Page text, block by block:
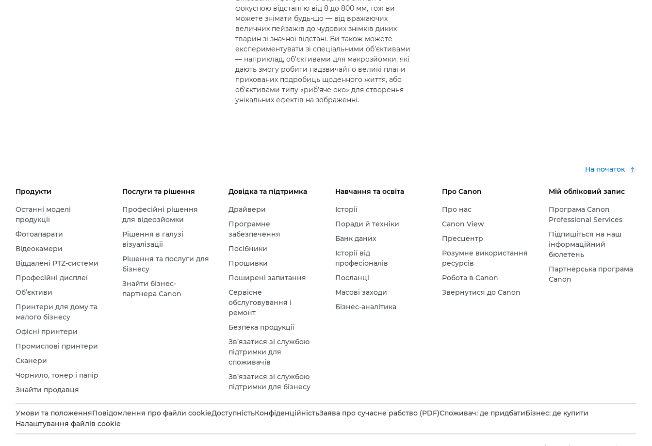
фокусною відстанню від 8 до 800 мм, тож ви
можете знімати будь-що — від вражаючих
величних пейзажів до чудових знімків диких
тварин зі значної відстані. Ви також можете
експериментувати зі спеціальними об’єктивами
— наприклад, об'єктивами для макрозйомки, які
дають змогу робити надзвичайно великі плани
прихованих подробиць щоденного життя, або
об’єктивами типу «риб’яче око» для створення
унікальних ефектів на зображенні.
На початок
Продукти
Останні моделі
продукції
Фотоапарати
Відеокамери
Віддалені PTZ-системи
Професійні дисплеї
Об’єктиви
Принтери для дому та
малого бізнесу
Офісні принтери
Промислові принтери
Сканери
Чорнило, тонер і папір
Знайти продавця
Послуги та рішення
Професійні рішення
для відеозйомки
Рішення в галузі
візуалізації
Рішення та послуги для
бізнесу
Знайти бізнес-
партнера Canon
Довідка та підтримка
Драйвери
Програмне
забезпечення
Посібники
Прошивки
Поширені запитання
Сервісне
обслуговування і
ремонт
Безпека продукції
Зв’язатися зі службою
підтримки для
споживачів
Зв’язатися зі службою
підтримки для бізнесу
Навчання та освіта
Історії
Поради й техніки
Банк даних
Історії від
професіоналів
Посланці
Масові заходи
Бізнес-аналітика
Про Canon
Про нас
Canon View
Пресцентр
Розумне використання
ресурсів
Робота в Canon
Звернутися до Canon
Мій обліковий запис
Програма Canon
Professional Services
Підпишіться на наш
інформаційний
бюлетень
Партнерська програма
Canon
Умови та положенняПовідомлення про файли cookieДоступністьКонфіденційністьЗаява про сучасне рабство (PDF)Споживач: де придбатиБізнес: де купити
Налаштування файлів cookie